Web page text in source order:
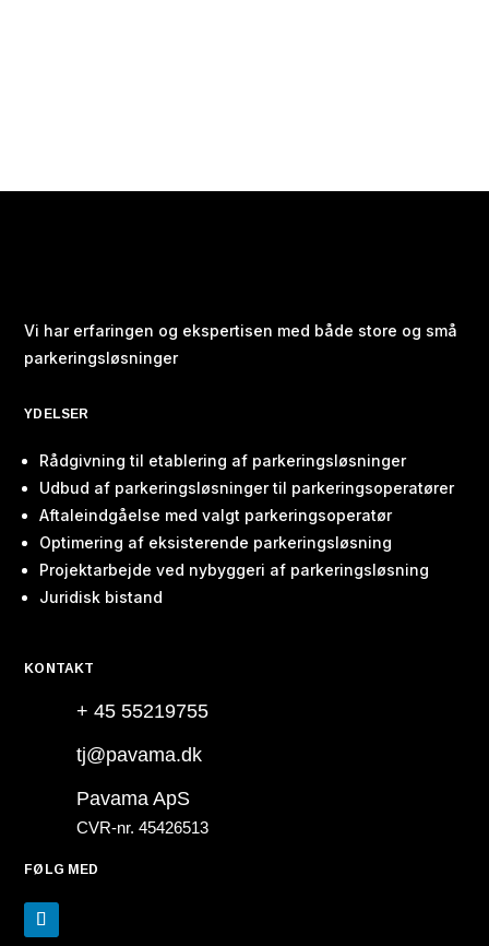
Vi har erfaringen og ekspertisen med både store og små
parkeringsløsninger
YDELSER
Rådgivning til etablering af parkeringsløsninger
Udbud af parkeringsløsninger til parkeringsoperatører
Aftaleindgåelse med valgt parkeringsoperatør
Optimering af eksisterende parkeringsløsning
Projektarbejde ved nybyggeri af parkeringsløsning
Juridisk bistand
KONTAKT
+ 45 55219755
tj@pavama.dk
Pavama ApS
CVR-nr. 45426513
FØLG MED